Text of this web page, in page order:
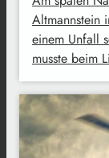
Altmannstein
einem Unfall
musste beim